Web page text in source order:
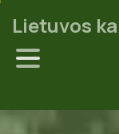
Lietuvos